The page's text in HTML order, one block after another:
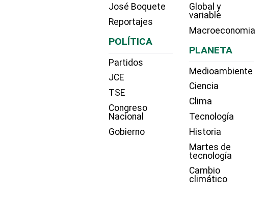
José Boquete
Reportajes
POLÍTICA
Partidos
JCE
TSE
Congreso
Nacional
Gobierno
Global y
variable
Macroeconomia
PLANETA
Medioambiente
Ciencia
Clima
Tecnología
Historia
Martes de
tecnología
Cambio
climático